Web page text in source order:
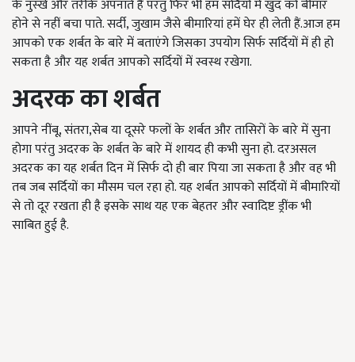
के नुस्खे और तरीके अपनाते हैं परंतु फिर भी हम सर्दियों में खुद को बीमार
होने से नहीं बचा पाते. सर्दी, जुखाम जैसे बीमारियां हमें घेर ही लेती हैं.आज हम
आपको एक शर्बत के बारे में बताएंगे जिसका उपयोग सिर्फ सर्दियों में ही हो
सकता है और यह शर्बत आपको सर्दियों में स्वस्थ रखेगा.
अदरक का शर्बत
आपने नींबू, संतरा,सेब या दूसरे फलों के शर्बत और तासिरों के बारे में सुना
होगा परंतु अदरक के शर्बत के बारे में शायद ही कभी सुना हो. दरअसल
अदरक का यह शर्बत दिन में सिर्फ दो ही बार पिया जा सकता है और वह भी
तब जब सर्दियों का मौसम चल रहा हो. यह शर्बत आपको सर्दियों में बीमारियों
से तो दूर रखता ही है इसके साथ यह एक बेहतर और स्वादिष्ट ड्रींक भी
साबित हुई है.